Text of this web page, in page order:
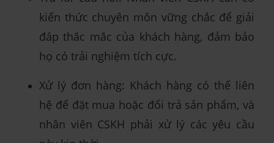
kiến thức chuyên môn vững chắc để giải
đáp thắc mắc của khách hàng, đảm bảo
họ có trải nghiệm tích cực.
Xử lý đơn hàng: Khách hàng có thể liên
hệ để đặt mua hoặc đổi trả sản phẩm, và
nhân viên CSKH phải xử lý các yêu cầu